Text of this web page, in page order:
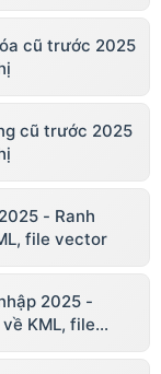
cũ trước 2025
cũ trước 2025
- Ranh
file vector
2025 -
KML, file